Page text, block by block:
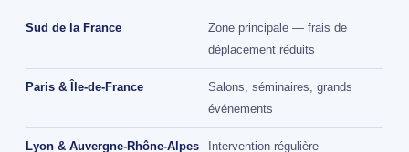
Sud de la France
Zone principale — frais de
déplacement réduits
Paris & Île-de-France
Salons, séminaires, grands
événements
Lyon & Auvergne-Rhône-Alpes Intervention régulière